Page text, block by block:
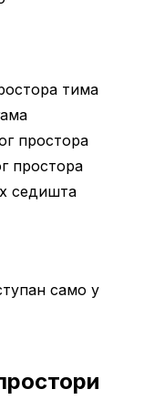
тима
простора
простора
седишта
само у